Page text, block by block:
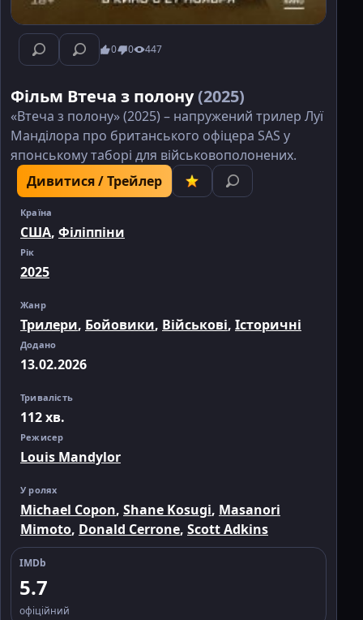
0 0 447
Фільм Втеча з полону(2025)
«Втеча з полону» (2025) – напружений трилер Луї
Манділора про британського офіцера SAS у
японському таборі для військовополонених.
Дивитися / Трейлер
Країна
США, Філіппіни
Рік
2025
Жанр
Трилери, Бойовики, Військові, Історичні
Додано
13.02.2026
Тривалість
112 хв.
Режисер
Louis Mandylor
У ролях
Michael Copon, Shane Kosugi, Masanori
Mimoto, Donald Cerrone, Scott Adkins
IMDb
5.7
офіційний